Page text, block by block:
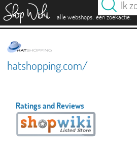
alle webshops. één zoekactie.
hatshopping.com/
Ratings and Reviews